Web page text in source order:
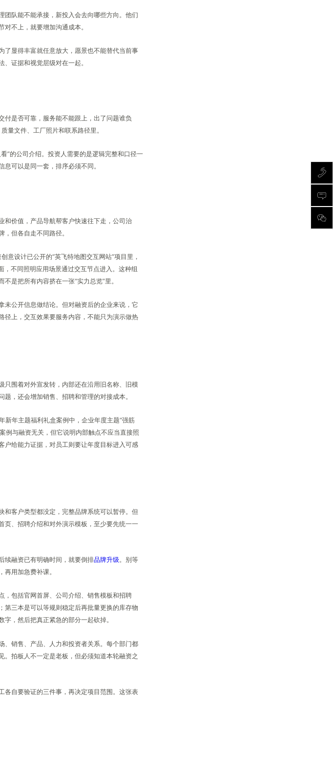
团队能不能承接，新投入会去向哪些方向。他们
不上，就要增加沟通成本。
了显得丰富就任意放大，愿景也不能替代当前事
证据和视觉层级对在一起。
付是否可靠，服务能不能跟上，出了问题谁负
量文件、工厂照片和联系路径里。
”的公司介绍。投资人需要的是逻辑完整和口径一
可以是同一套，排序必须不同。
和价值，产品导航帮客户快速往下走，公司治
但各自走不同路径。
意设计已公开的“英飞特地图交互网站”项目里，
不同照明应用场景通过交互节点进入。这种组
是把所有内容挤在一张“实力总览”里。
未公开信息做结论。但对融资后的企业来说，它
径上，交互效果要服务内容，不能只为演示做热
只围着对外宣发转，内部还在沿用旧名称、旧模
，还会增加销售、招聘和管理的对接成本。
年主题福利礼盒案例中，企业年度主题“强筋
例与融资无关，但它说明内部触点不应当直接照
户给能力证据，对员工则要让年度目标进入可感
和客户类型都没定，完整品牌系统可以暂停。但
页、招聘介绍和对外演示模板，至少要先统一一
续融资已有明确时间，就要倒排品牌升级。别等
用加急费补课。
，包括官网首屏、公司介绍、销售模板和招聘
第三本是可以等规则稳定后再批量更换的库存物
，然后把真正紧急的部分一起砍掉。
、销售、产品、人力和投资者关系。每个部门都
。拍板人不一定是老板，但必须知道本轮融资之
各自要验证的三件事，再决定项目范围。这张表